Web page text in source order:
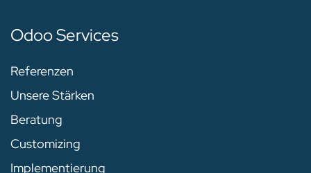
Odoo Services
Referenzen
Unsere Stärken
Beratung
Customizing
Implementierung